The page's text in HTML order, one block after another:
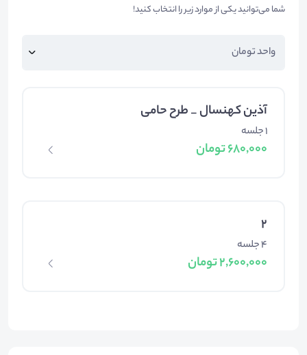
شما می‌توانید یکی از موارد زیر را انتخاب کنید!
آذین کهنسال _ طرح حامی
1 جلسه
680,000 تومان
2
4 جلسه
2,600,000 تومان